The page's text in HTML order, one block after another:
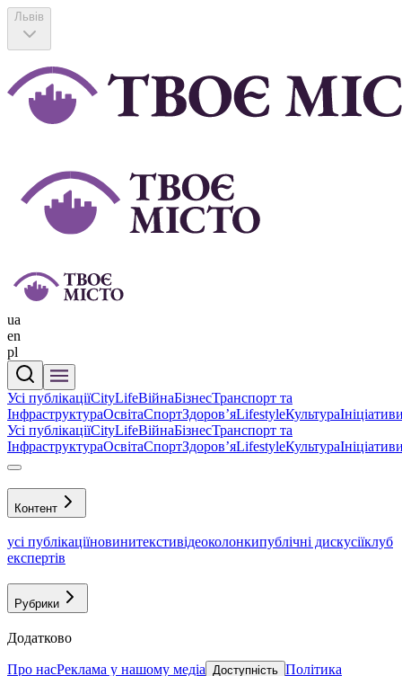
Львів
ua
en
pl
Усі публікаціїCityLifeВійнаБізнесТранспорт та
ІнфраструктураОсвітаСпортЗдоровʼяLifestyleКультура
Усі публікаціїCityLifeВійнаБізнесТранспорт та
ІнфраструктураОсвітаСпортЗдоровʼяLifestyleКультура
Контент
усі публікаціїновинитекстивідеоколонкипублічні дискусіїклуб
експертів
Рубрики
Додатково
Про насРеклама у нашому медіа Доступність Політика